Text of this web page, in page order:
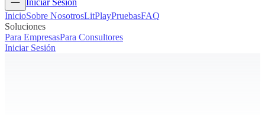
InicioSobre NosotrosLitPlayPruebasFAQ
Soluciones
Para EmpresasPara Consultores
Iniciar Sesión